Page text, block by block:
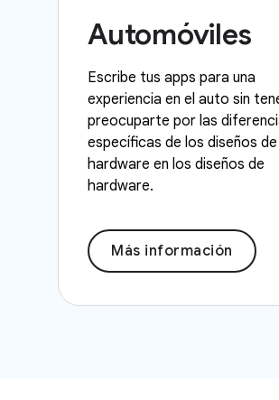
Automóviles
Escribe tus apps para una
experiencia en el auto sin
preocuparte por las
específicas de los diseños de
hardware en los diseños de
hardware.
Más información